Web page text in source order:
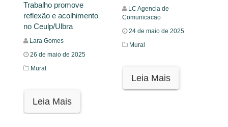
Trabalho promove
reflexão e acolhimento
no Ceulp/Ulbra
Lara Gomes
26 de maio de 2025
Mural
Leia Mais
LC Agencia de
Comunicacao
24 de maio de 2025
Mural
Leia Mais